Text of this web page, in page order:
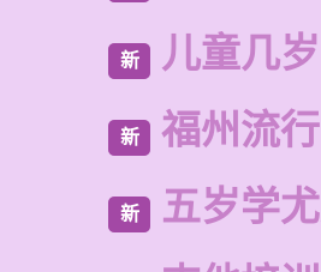
新 儿童几
新 福州流
新 五岁学